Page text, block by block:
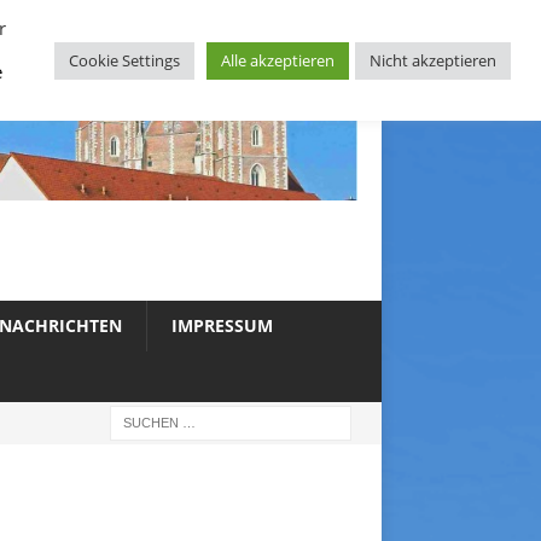
NACHRICHTEN IMPRESSUM
Cookie Settings Alle akzeptieren Nicht akzeptieren